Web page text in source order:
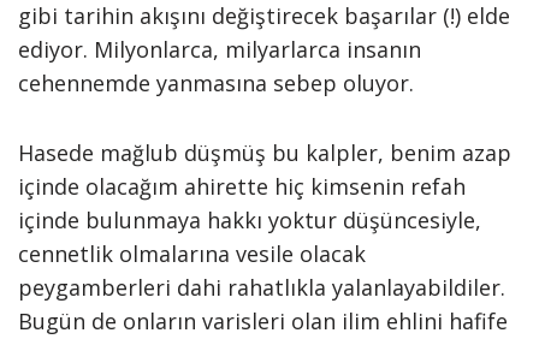
gibi tarihin akışını değiştirecek başarılar (!) elde
ediyor. Milyonlarca, milyarlarca insanın
cehennemde yanmasına sebep oluyor.
Hasede mağlub düşmüş bu kalpler, benim azap
içinde olacağım ahirette hiç kimsenin refah
içinde bulunmaya hakkı yoktur düşüncesiyle,
cennetlik olmalarına vesile olacak
peygamberleri dahi rahatlıkla yalanlayabildiler.
Bugün de onların varisleri olan ilim ehlini hafife